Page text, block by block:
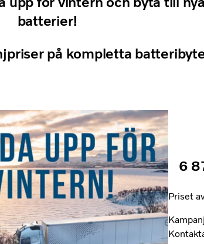
batterier!
på kompletta
6
Priset